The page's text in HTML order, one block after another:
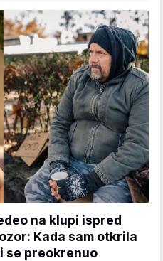
na klupi ispred
Kada sam otkrila
se preokrenuo